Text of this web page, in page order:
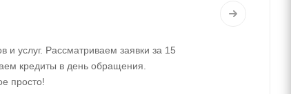
и услуг. Рассматриваем заявки за 15
кредиты в день обращения.
просто!